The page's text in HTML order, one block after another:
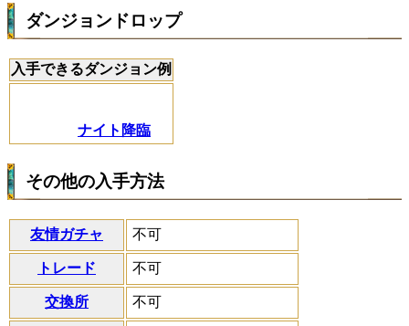
ダンジョンドロップ
入手できるダンジョン例
ナイト降臨
その他の入手方法
友情ガチャ 不可
トレード 不可
交換所 不可